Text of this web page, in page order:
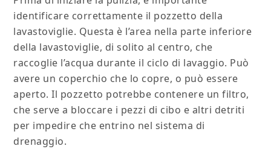
identificare correttamente il pozzetto della
lavastoviglie. Questa è l’area nella parte inferiore
della lavastoviglie, di solito al centro, che
raccoglie l’acqua durante il ciclo di lavaggio. Può
avere un coperchio che lo copre, o può essere
aperto. Il pozzetto potrebbe contenere un filtro,
che serve a bloccare i pezzi di cibo e altri detriti
per impedire che entrino nel sistema di
drenaggio.